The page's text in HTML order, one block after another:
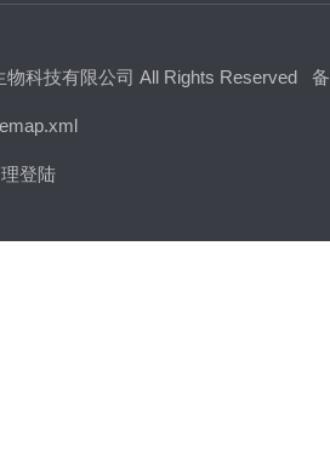
科技有限公司 All Rights Reserved
登陆